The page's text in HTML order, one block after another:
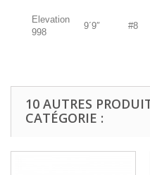
Elevation
998
9´9″ #8
10 AUTRES
CATÉGORIE :